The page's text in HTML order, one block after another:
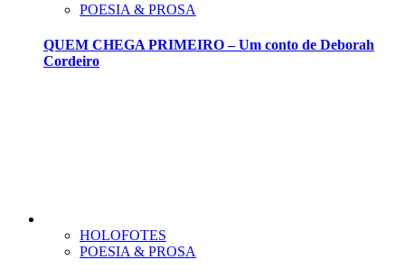
POESIA & PROSA
QUEM CHEGA PRIMEIRO – Um conto de Deborah
Cordeiro
HOLOFOTES
POESIA & PROSA